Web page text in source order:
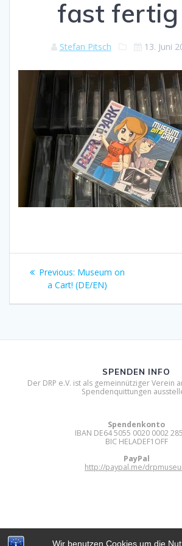
Wir benutzen Cookies um die
fast
Stefan Pitsch 13. Juni
Beitragsnavigation
Previous: Previous
post:
Museum on
a Cart! (DE/EN)
SPENDEN INFO
Der DRP e.V. ist als gemeinnütziger Verein
Spendenquittungen
Spendenkonto
IBAN DE64 5055 0020 0002
BIC HELADEF1OFF
PayPal
http://paypal.me/